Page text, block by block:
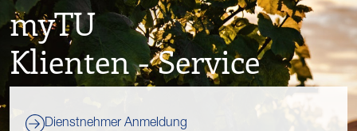
myTU
Klienten - Service
Dienstnehmer Anmeldung